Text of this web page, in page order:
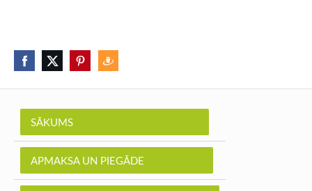
SĀKUMS
APMAKSA UN PIEGĀDE